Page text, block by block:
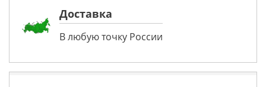
Доставка
В любую точку России